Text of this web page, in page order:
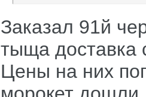
Заказал 91й
тыща доставка
Цены на них